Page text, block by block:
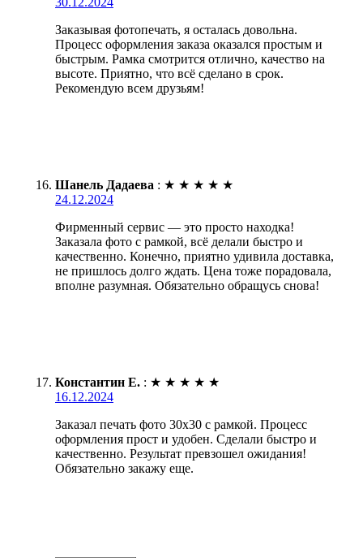
Заказывая фотопечать, я осталась довольна.
Процесс оформления заказа оказался простым и
быстрым. Рамка смотрится отлично, качество на
высоте. Приятно, что всё сделано в срок.
Рекомендую всем друзьям!
Шанель Дадаева : ★ ★ ★ ★ ★
24.12.2024
Фирменный сервис — это просто находка!
Заказала фото с рамкой, всё делали быстро и
качественно. Конечно, приятно удивила доставка,
не пришлось долго ждать. Цена тоже порадовала,
вполне разумная. Обязательно обращусь снова!
Константин Е. : ★ ★ ★ ★ ★
16.12.2024
Заказал печать фото 30х30 с рамкой. Процесс
оформления прост и удобен. Сделали быстро и
качественно. Результат превзошел ожидания!
Обязательно закажу еще.